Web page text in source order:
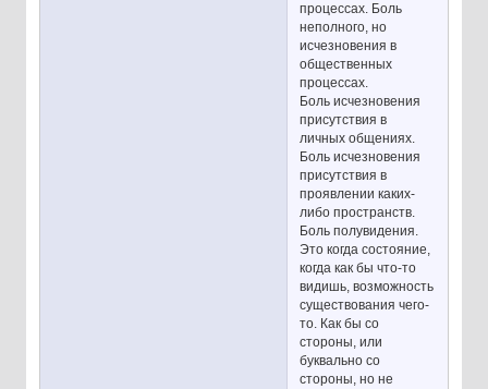
процессах. Боль
неполного, но
исчезновения в
общественных
процессах.
Боль исчезновения
присутствия в
личных общениях.
Боль исчезновения
присутствия в
проявлении каких-
либо пространств.
Боль полувидения.
Это когда состояние,
когда как бы что-то
видишь, возможность
существования чего-
то. Как бы со
стороны, или
буквально со
стороны, но не